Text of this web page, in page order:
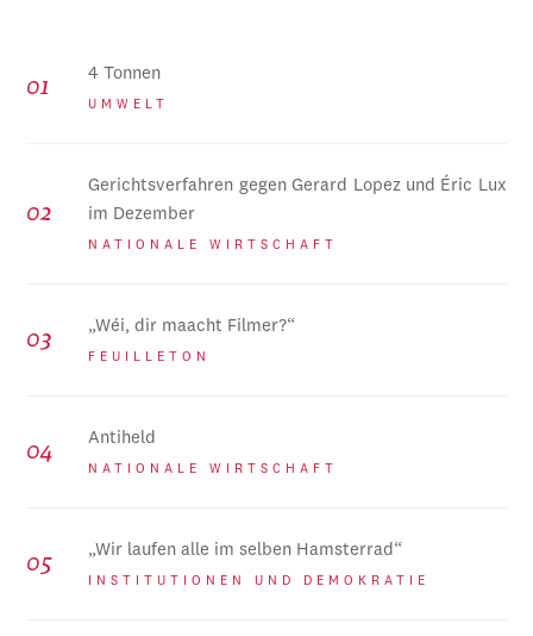
4 Tonnen
UMWELT
Gerichtsverfahren gegen Gerard Lopez und Éric Lux
im Dezember
NATIONALE WIRTSCHAFT
„Wéi, dir maacht Filmer?“
FEUILLETON
Antiheld
NATIONALE WIRTSCHAFT
„Wir laufen alle im selben Hamsterrad“
INSTITUTIONEN UND DEMOKRATIE